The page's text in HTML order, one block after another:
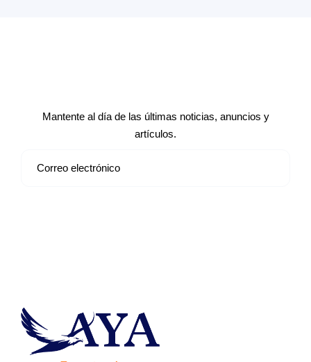
Mantente al día de las últimas noticias, anuncios y
artículos.